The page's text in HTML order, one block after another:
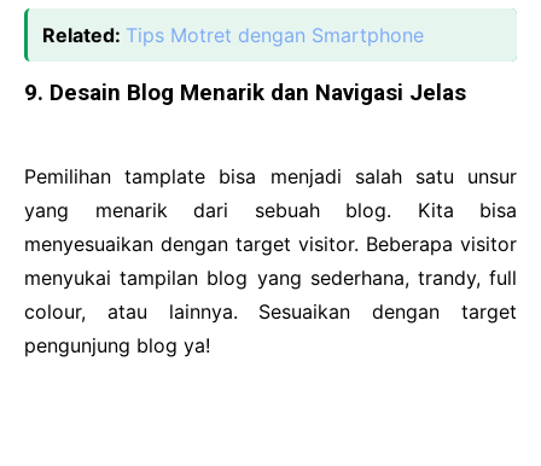
Related: Tips Motret dengan Smartphone
9. Desain Blog Menarik dan Navigasi Jelas
Pemilihan tamplate bisa menjadi salah satu unsur
yang menarik dari sebuah blog. Kita bisa
menyesuaikan dengan target visitor. Beberapa visitor
menyukai tampilan blog yang sederhana, trandy, full
colour, atau lainnya. Sesuaikan dengan target
pengunjung blog ya!